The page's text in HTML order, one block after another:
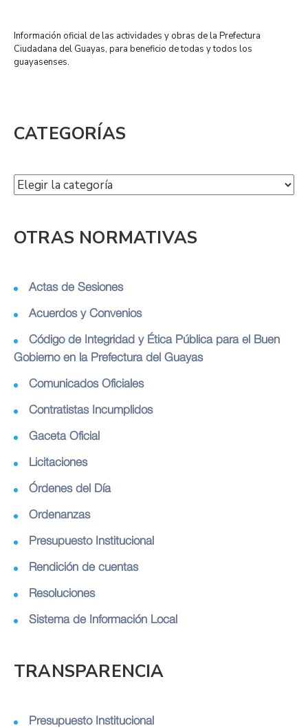
Información oficial de las actividades y obras de la Prefectura
Ciudadana del Guayas, para beneficio de todas y todos los
guayasenses.
CATEGORÍAS
OTRAS NORMATIVAS
Actas de Sesiones
Acuerdos y Convenios
Código de Integridad y Ética Pública para el Buen
Gobierno en la Prefectura del Guayas
Comunicados Oficiales
Contratistas Incumplidos
Gaceta Oficial
Licitaciones
Órdenes del Día
Ordenanzas
Presupuesto Institucional
Rendición de cuentas
Resoluciones
Sistema de Información Local
TRANSPARENCIA
Presupuesto Institucional